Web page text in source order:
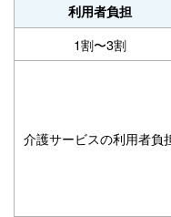
利用者負担
1割〜3割
介護サービスの利用者負